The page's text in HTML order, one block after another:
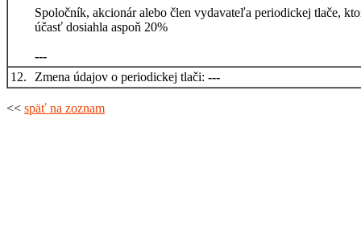
Spoločník, akcionár alebo člen vydavateľa periodickej tlače,
účasť dosiahla aspoň 20%
---
12.
Zmena údajov o periodickej tlači: ---
<< späť na zoznam